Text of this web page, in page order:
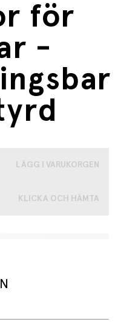
för
-
LÄGG I VARUKORGEN
KLICKA OCH HÄMTA